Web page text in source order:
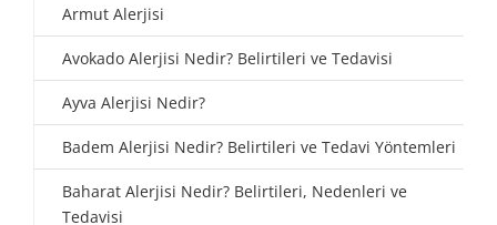
Armut Alerjisi
Avokado Alerjisi Nedir? Belirtileri ve Tedavisi
Ayva Alerjisi Nedir?
Badem Alerjisi Nedir? Belirtileri ve Tedavi Yöntemleri
Baharat Alerjisi Nedir? Belirtileri, Nedenleri ve
Tedavisi